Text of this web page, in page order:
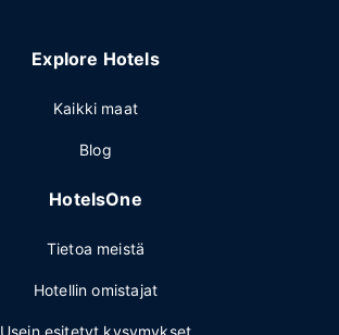
Explore Hotels
Kaikki maat
Blog
HotelsOne
Tietoa meistä
Hotellin omistajat
Usein esitetyt kysymykset